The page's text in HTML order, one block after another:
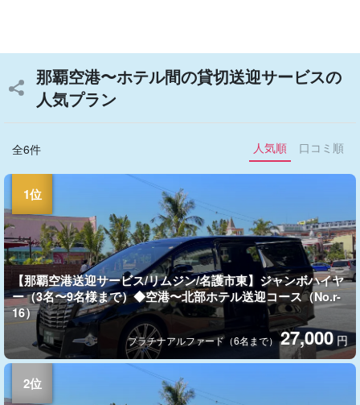
那覇空港〜ホテル間の貸切送迎サービスの
人気プラン
全6件 人気順 口コミ順
【那覇空港送迎サービス/リムジン/名護市東】ジャンボハイヤ
ー（3名〜9名様まで）◆空港〜北部ホテル送迎コース（No.r-
16）
プラチナアルファード（6名まで）27,000 円